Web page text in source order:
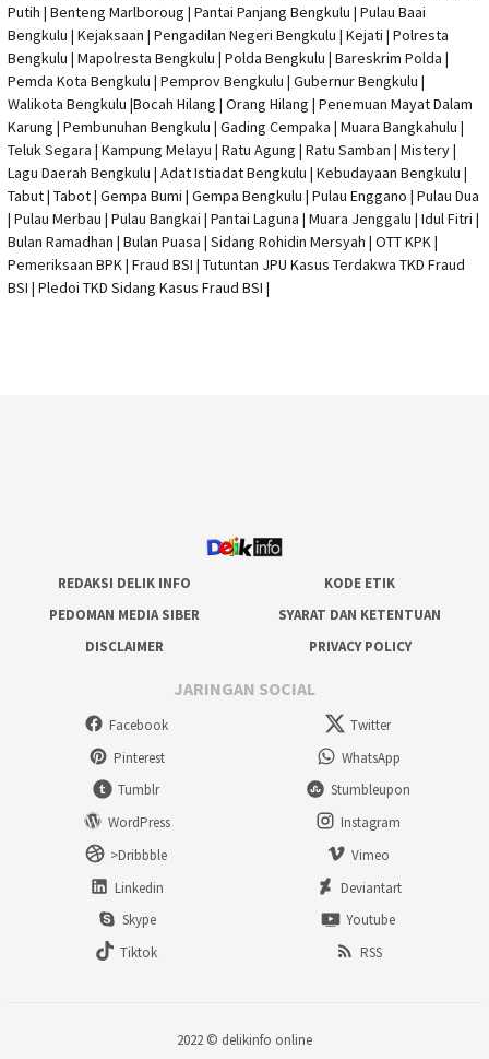
Putih | Benteng Marlboroug | Pantai Panjang Bengkulu | Pulau Baai
Bengkulu | Kejaksaan | Pengadilan Negeri Bengkulu | Kejati | Polresta
Bengkulu | Mapolresta Bengkulu | Polda Bengkulu | Bareskrim Polda |
Pemda Kota Bengkulu | Pemprov Bengkulu | Gubernur Bengkulu |
Walikota Bengkulu |Bocah Hilang | Orang Hilang | Penemuan Mayat Dalam
Karung | Pembunuhan Bengkulu | Gading Cempaka | Muara Bangkahulu |
Teluk Segara | Kampung Melayu | Ratu Agung | Ratu Samban | Mistery |
Lagu Daerah Bengkulu | Adat Istiadat Bengkulu | Kebudayaan Bengkulu |
Tabut | Tabot | Gempa Bumi | Gempa Bengkulu | Pulau Enggano | Pulau Dua
| Pulau Merbau | Pulau Bangkai | Pantai Laguna | Muara Jenggalu | Idul Fitri |
Bulan Ramadhan | Bulan Puasa | Sidang Rohidin Mersyah | OTT KPK|
Pemeriksaan BPK | Fraud BSI | Tutuntan JPU Kasus Terdakwa TKD Fraud
BSI | Pledoi TKD Sidang Kasus Fraud BSI |
REDAKSI DELIK INFO
KODE ETIK
PEDOMAN MEDIA SIBER
SYARAT DAN KETENTUAN
DISCLAIMER
PRIVACY POLICY
JARINGAN SOCIAL
Facebook
Twitter
Pinterest
WhatsApp
Tumblr
Stumbleupon
WordPress
Instagram
>Dribbble
Vimeo
Linkedin
Deviantart
Skype
Youtube
Tiktok
RSS
2022 © delikinfo online